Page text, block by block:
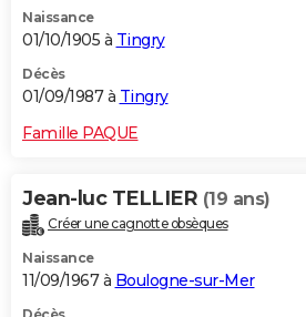
Naissance
01/10/1905 à Tingry
Décès
01/09/1987 à Tingry
Famille PAQUE
Jean-luc TELLIER (19 ans)
Créer une cagnotte obsèques
Naissance
11/09/1967 à Boulogne-sur-Mer
Décès